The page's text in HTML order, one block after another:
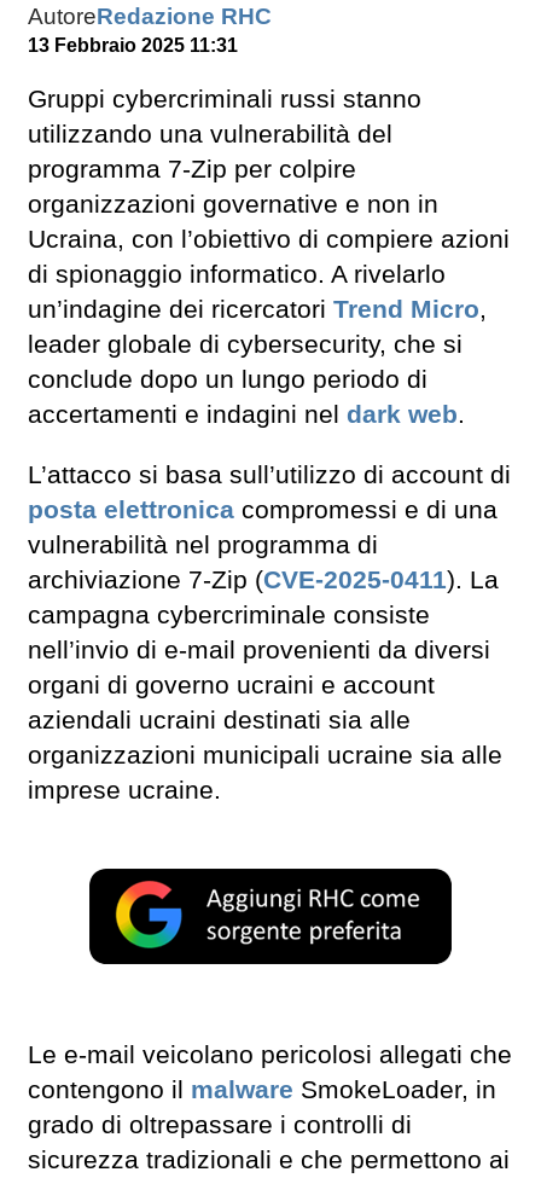
AutoreRedazione RHC
13 Febbraio 2025 11:31
Gruppi cybercriminali russi stanno
utilizzando una vulnerabilità del
programma 7-Zip per colpire
organizzazioni governative e non in
Ucraina, con l’obiettivo di compiere azioni
di spionaggio informatico. A rivelarlo
un’indagine dei ricercatori Trend Micro,
leader globale di cybersecurity, che si
conclude dopo un lungo periodo di
accertamenti e indagini nel dark web.
L’attacco si basa sull’utilizzo di account di
posta elettronica compromessi e di una
vulnerabilità nel programma di
archiviazione 7-Zip (CVE-2025-0411). La
campagna cybercriminale consiste
nell’invio di e-mail provenienti da diversi
organi di governo ucraini e account
aziendali ucraini destinati sia alle
organizzazioni municipali ucraine sia alle
imprese ucraine.
Le e-mail veicolano pericolosi allegati che
contengono il malware SmokeLoader, in
grado di oltrepassare i controlli di
sicurezza tradizionali e che permettono ai